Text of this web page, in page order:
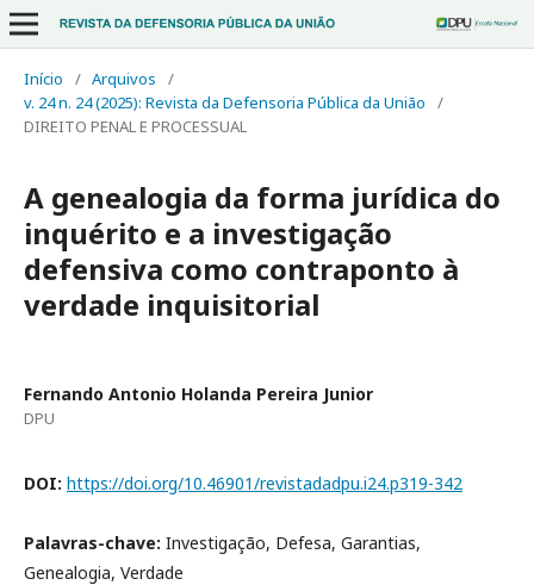
Início / Arquivos
/
v. 24 n. 24 (2025): Revista da Defensoria Pública da União
/
DIREITO PENAL E PROCESSUAL
A genealogia da forma jurídica do
inquérito e a investigação
defensiva como contraponto à
verdade inquisitorial
Fernando Antonio Holanda Pereira Junior
DPU
DOI: https://doi.org/10.46901/revistadadpu.i24.p319-342
Palavras-chave: Investigação, Defesa, Garantias,
Genealogia, Verdade